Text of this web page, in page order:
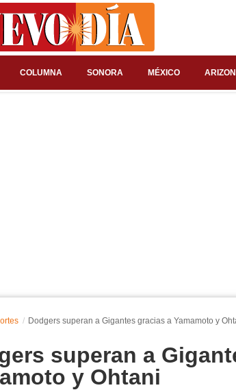
COLUMNA SONORA MÉXICO
Dodgers superan a Gigantes gracias a Yamamoto y
superan a
y Ohtani